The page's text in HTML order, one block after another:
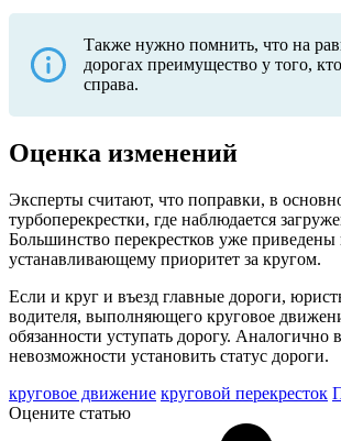
Также нужно помнить, что на
дорогах преимущество у того,
справа.
Оценка изменений
Эксперты считают, что поправки, в
турбоперекрестки, где наблюдается
Большинство перекрестков уже
устанавливающему приоритет за кругом.
Если и круг и въезд главные дороги,
водителя, выполняющего круговое
обязанности уступать дорогу. Аналогично
невозможности установить статус дороги.
круговое движение круговой перекресток
Оцените статью